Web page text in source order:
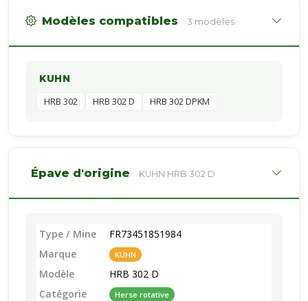
Modèles compatibles 3 modèles
KUHN
HRB 302 HRB 302 D HRB 302 DPKM
Épave d'origine KUHN HRB 302 D
Type / Mine
FR73451851984
Marque
KUHN
Modèle
HRB 302 D
Catégorie
Herse rotative